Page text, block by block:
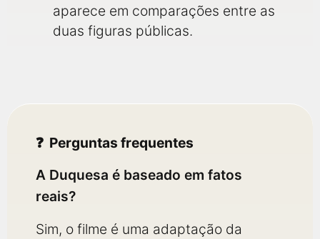
aparece em comparações entre as
duas figuras públicas.
Perguntas frequentes
A Duquesa é baseado em fatos
reais?
Sim, o filme é uma adaptação da